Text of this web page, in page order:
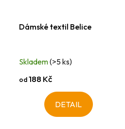
Dámské textil Belice
Skladem(>5 ks)
od188 Kč
DETAIL